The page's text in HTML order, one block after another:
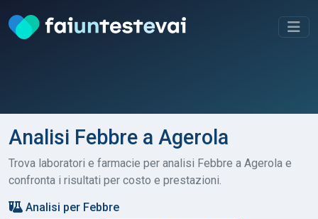
Analisi Febbre a Agerola
Trova laboratori e farmacie per analisi Febbre a Agerola e
confronta i risultati per costo e prestazioni.
Analisi per Febbre